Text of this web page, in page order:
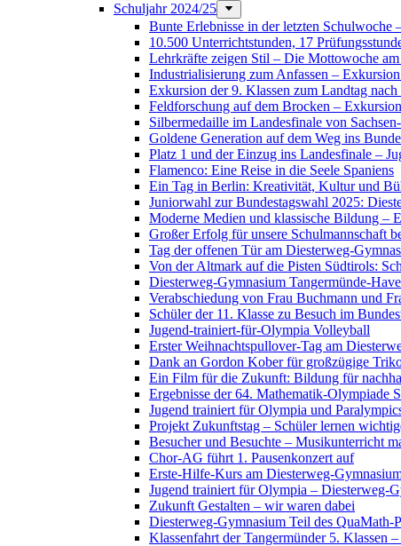
Schuljahr 2024/25
Bunte Erlebnisse in der letzten Schulwoche
10.500 Unterrichtstunden, 17
Lehrkräfte zeigen Stil – Die Mottowoche
Industrialisierung zum Anfassen –
Exkursion der 9. Klassen zum Landtag
Feldforschung auf dem Brocken –
Silbermedaille im Landesfinale von
Goldene Generation auf dem Weg ins
Platz 1 und der Einzug ins Landesfinale –
Flamenco: Eine Reise in die Seele Spaniens
Ein Tag in Berlin: Kreativität, Kultur und
Juniorwahl zur Bundestagswahl 2025:
Moderne Medien und klassische Bildung –
Großer Erfolg für unsere Schulmannschaft
Tag der offenen Tür am Diesterweg-
Von der Altmark auf die Pisten Südtirols:
Diesterweg-Gymnasium Tangermünde-
Verabschiedung von Frau Buchmann und
Schüler der 11. Klasse zu Besuch im
Jugend-trainiert-für-Olympia Volleyball
Erster Weihnachtspullover-Tag am
Dank an Gordon Kober für großzügige
Ein Film für die Zukunft: Bildung für
Ergebnisse der 64. Mathematik-Olympiade
Jugend trainiert für Olympia und
Projekt Zukunftstag – Schüler lernen
Besucher und Besuchte – Musikunterricht
Chor-AG führt 1. Pausenkonzert auf
Erste-Hilfe-Kurs am Diesterweg-
Jugend trainiert für Olympia – Diesterweg-
Zukunft Gestalten – wir waren dabei
Diesterweg-Gymnasium Teil des QuaMath-
Klassenfahrt der Tangermünder 5. Klassen